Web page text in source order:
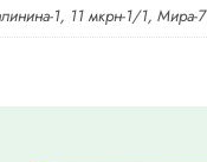
1, 11 мкрн-1/1, Мира-7